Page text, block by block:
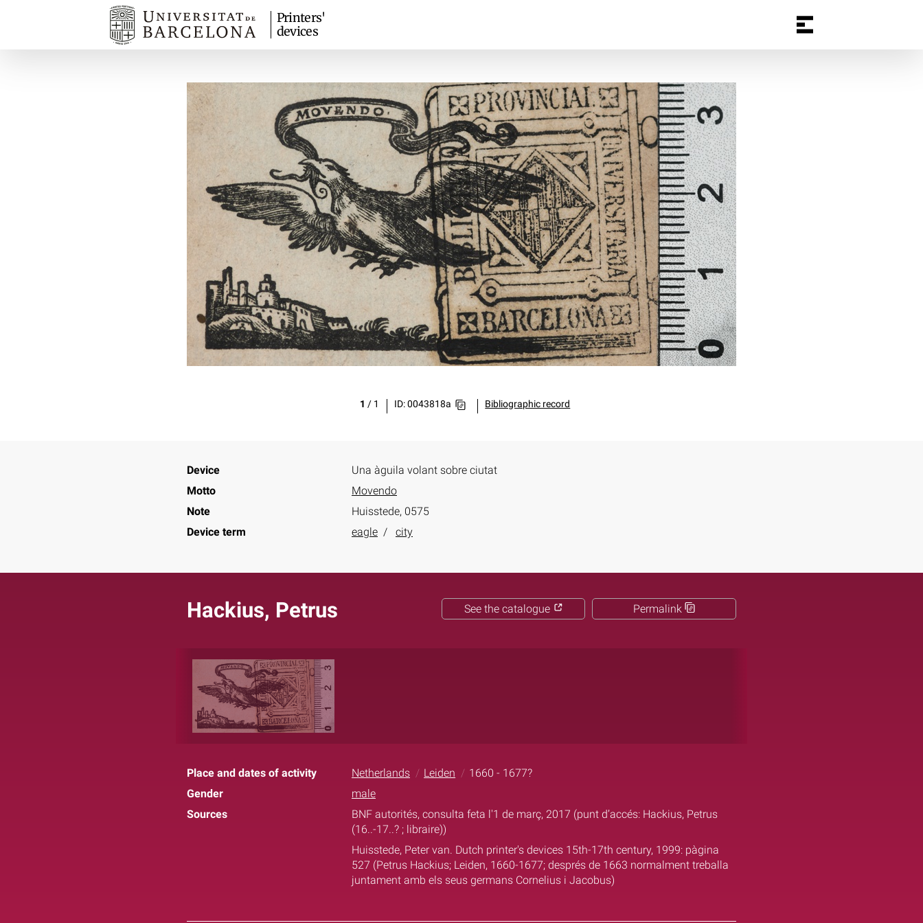
Printers'
devices
1 / 1 ID: 0043818a Bibliographic record
Device
Una àguila volant sobre ciutat
Motto
Movendo
Note
Huisstede, 0575
Device term
eagle city
Hackius, Petrus Permalink
See the catalogue
Place and dates of activity Netherlands Leiden
1660 - 1677?
Gender
male
Sources
BNF autorités, consulta feta l'1 de març, 2017 (punt d’accés: Hackius, Petrus
(16..-17..? ; libraire))
Huisstede, Peter van. Dutch printer's devices 15th-17th century, 1999: pàgina
527 (Petrus Hackius; Leiden, 1660-1677; després de 1663 normalment treballa
juntament amb els seus germans Cornelius i Jacobus)